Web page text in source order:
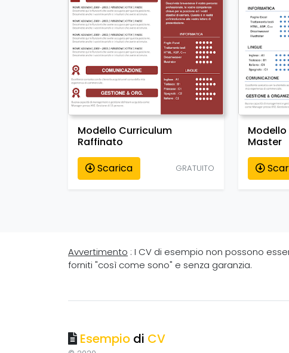
Modello Curriculum
Raffinato
Scarica
GRATUITO
Master
Avvertimento : I CV di esempio non possono
forniti "così come sono" e senza garanzia.
Esempio di CV